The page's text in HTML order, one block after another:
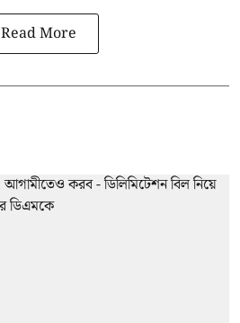
Read More